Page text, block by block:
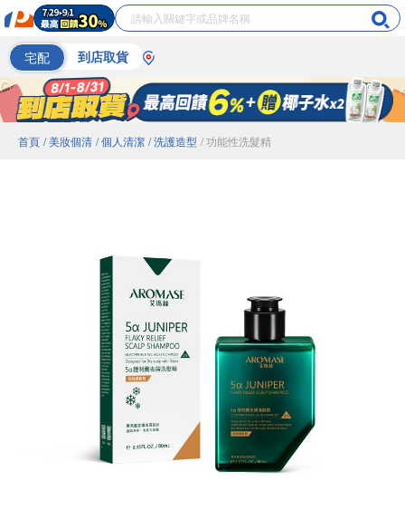
宅配 到店取貨
首頁 / 美妝個清 / 個人清潔 / 洗護造型 / 功能性洗髮精